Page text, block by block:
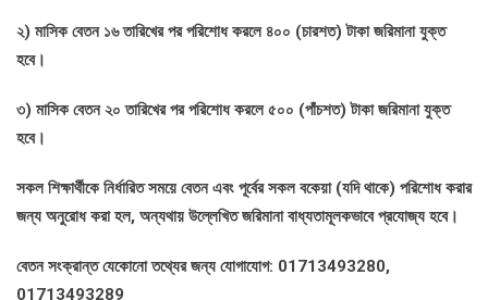
২) মাসিক বেতন ১৬ তারিখের পর পরিশোধ করলে ৪০০ (চারশত) টাকা জরিমানা যুক্ত
হবে।
৩) মাসিক বেতন ২০ তারিখের পর পরিশোধ করলে ৫০০ (পাঁচশত) টাকা জরিমানা যুক্ত
হবে।
সকল শিক্ষার্থীকে নির্ধারিত সময়ে বেতন এবং পূর্বের সকল বকেয়া (যদি থাকে) পরিশোধ করার
জন্য অনুরোধ করা হল, অন্যথায় উল্লেখিত জরিমানা বাধ্যতামূলকভাবে প্রযোজ্য হবে।
বেতন সংক্রান্ত যেকোনো তথ্যের জন্য যোগাযোগ: 01713493280,
01713493289